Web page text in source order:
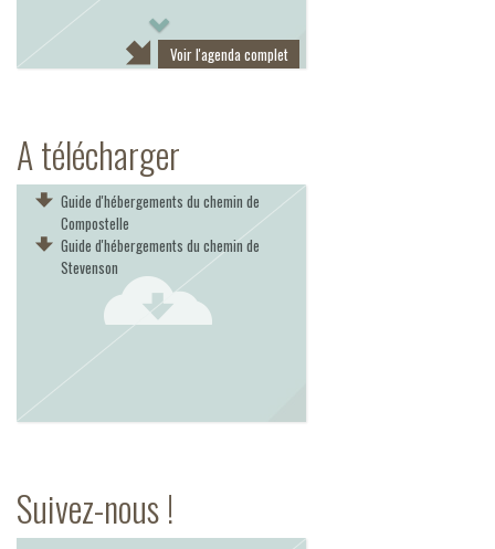
Voir l'agenda complet
A télécharger
Guide d'hébergements du chemin de
Compostelle
Guide d'hébergements du chemin de
Stevenson
Suivez-nous !